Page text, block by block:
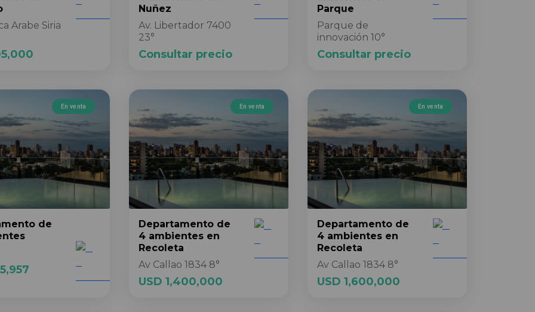
Arabe Siria
Nuñez
Av. Libertador 7400
23°
Consultar precio
Parque
Parque de
innovación 10°
Consultar precio
En venta
de
En venta
Departamento de
4 ambientes en
Recoleta
Av Callao 1834 8°
USD 1,400,000
En venta
Departamento de
4 ambientes en
Recoleta
Av Callao 1834 8°
USD 1,600,000